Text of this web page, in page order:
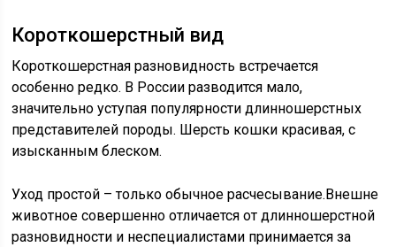
Короткошерстный вид
Короткошерстная разновидность встречается
особенно редко. В России разводится мало,
значительно уступая популярности длинношерстных
представителей породы. Шерсть кошки красивая, с
изысканным блеском.
Уход простой – только обычное расчесывание.Внешне
животное совершенно отличается от длинношерстной
разновидности и неспециалистами принимается за